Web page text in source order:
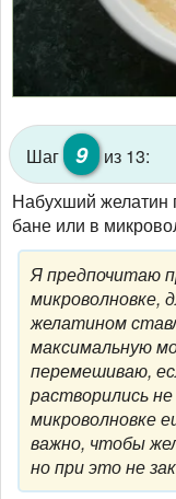
Шаг 9
из 13:
Набухший желатин
бане или в
Я предпочитаю
микроволновке,
желатином
максимальную
перемешиваю,
растворились
микроволновке
важно, чтобы
но при это не